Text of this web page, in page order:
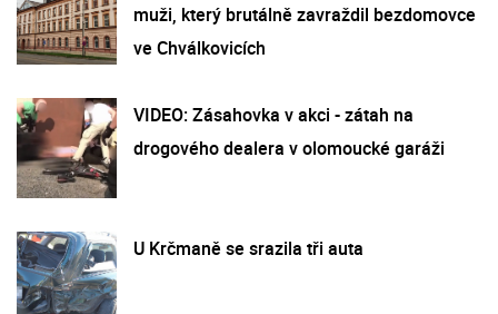
muži, který brutálně zavraždil bezdomovce
ve Chválkovicích
VIDEO: Zásahovka v akci - zátah na
drogového dealera v olomoucké garáži
U Krčmaně se srazila tři auta